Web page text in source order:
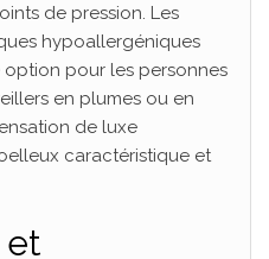
de pression. Les
hypoallergéniques
pour les personnes
en plumes ou en
de luxe
caractéristique et
et